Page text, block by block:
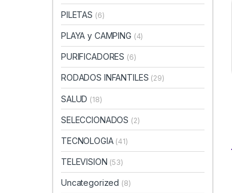
PILETAS (6)
PLAYA y CAMPING (4)
PURIFICADORES (6)
RODADOS INFANTILES (29)
SALUD (18)
SELECCIONADOS (2)
TECNOLOGIA (41)
TELEVISION (53)
Uncategorized (8)